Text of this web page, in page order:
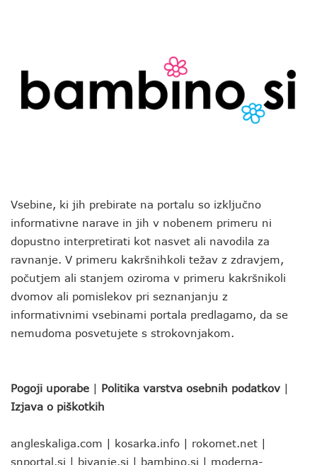
Vsebine, ki jih prebirate na portalu so izključno
informativne narave in jih v nobenem primeru ni
dopustno interpretirati kot nasvet ali navodila za
ravnanje. V primeru kakršnihkoli težav z zdravjem,
počutjem ali stanjem oziroma v primeru kakršnikoli
dvomov ali pomislekov pri seznanjanju z
informativnimi vsebinami portala predlagamo, da se
nemudoma posvetujete s strokovnjakom.
Pogoji uporabe | Politika varstva osebnih podatkov |
Izjava o piškotkih
angleskaliga.com | kosarka.info | rokomet.net |
snportal.si | bivanje.si | bambino.si | moderna-